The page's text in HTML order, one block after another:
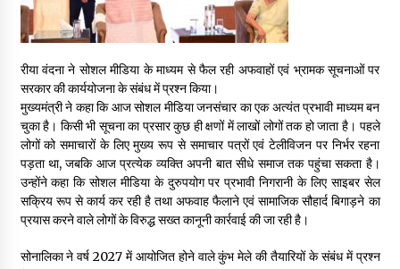
रीया वंदना ने सोशल मीडिया के माध्यम से फैल रही अफवाहों एवं भ्रामक सूचनाओं पर
सरकार की कार्ययोजना के संबंध में प्रश्न किया।
मुख्यमंत्री ने कहा कि आज सोशल मीडिया जनसंचार का एक अत्यंत प्रभावी माध्यम बन
चुका है। किसी भी सूचना का प्रसार कुछ ही क्षणों में लाखों लोगों तक हो जाता है। पहले
लोगों को समाचारों के लिए मुख्य रूप से समाचार पत्रों एवं टेलीविजन पर निर्भर रहना
पड़ता था, जबकि आज प्रत्येक व्यक्ति अपनी बात सीधे समाज तक पहुंचा सकता है।
उन्होंने कहा कि सोशल मीडिया के दुरुपयोग पर प्रभावी निगरानी के लिए साइबर सेल
सक्रिय रूप से कार्य कर रही है तथा अफवाह फैलाने एवं सामाजिक सौहार्द बिगाड़ने का
प्रयास करने वाले लोगों के विरुद्ध सख्त कानूनी कार्रवाई की जा रही है।
सोनालिका ने वर्ष 2027 में आयोजित होने वाले कुंभ मेले की तैयारियों के संबंध में प्रश्न